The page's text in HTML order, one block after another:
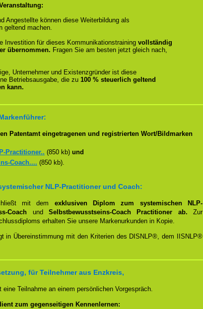
Angestellte können diese Weiterbildung als
geltend machen.
Investition für dieses Kommunikationstraining vollständig
übernommen. Fragen Sie am besten jetzt gleich nach,
Unternehmer und Existenzgründer ist diese
Betriebsausgabe, die zu 100 % steuerlich geltend
kann.
Patentamt eingetragenen und registrierten Wort/Bildmarken
Practitioner.. (850 kb) und
Coach.... (850 kb).
NLP-Practitioner und Coach:
mit dem exklusiven Diplom zum systemischen NLP-
Coach undSelbstbewusstseins-Coach Practitioner ab.Zur
erhalten Sie unsere Markenurkunden in Kopie.
in Übereinstimmung mit den Kriterien des DISNLP®, dem IISNLP®
für Teilnehmer aus Enzkreis,
Teilnahme an einem persönlichen Vorgespräch.
zum gegenseitigen Kennenlernen: